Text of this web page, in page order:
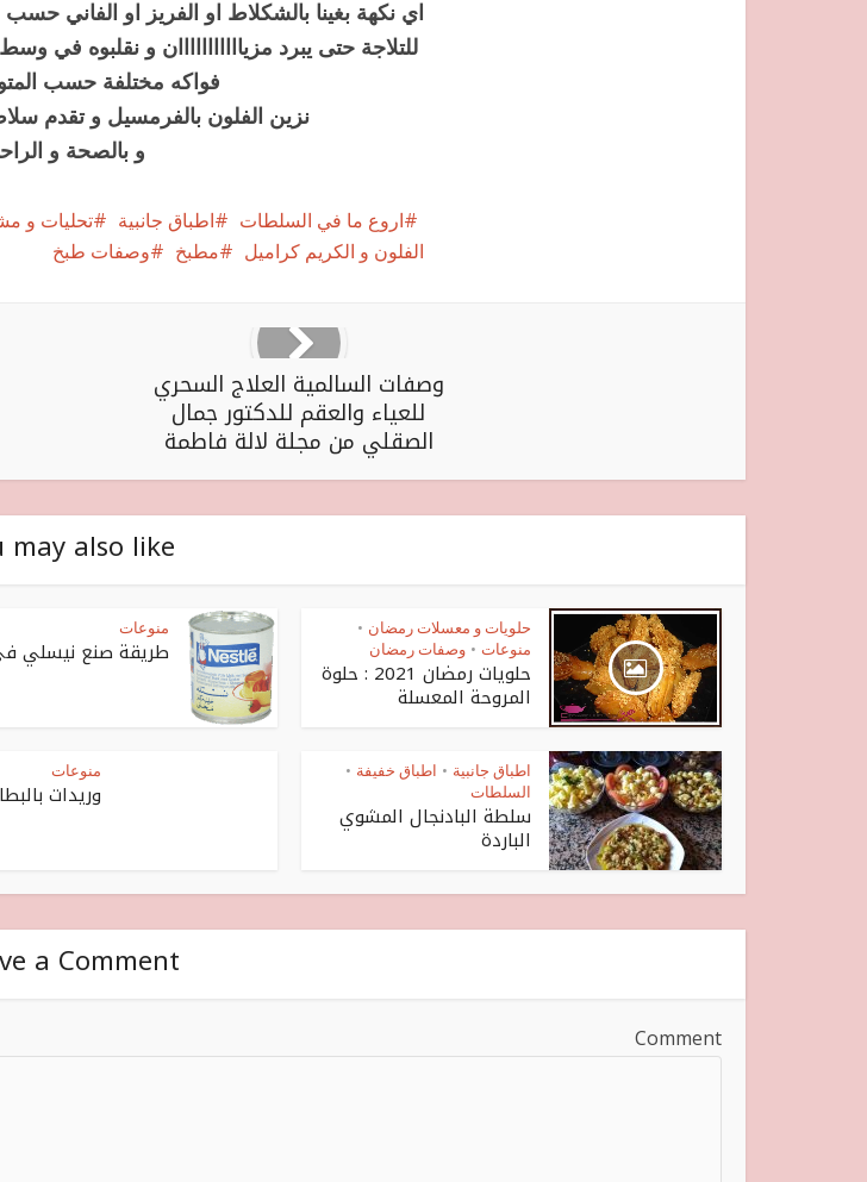
اي نكهة بغينا بالشكلاط او الفريز او الفاني
للتلاجة حتى يبرد مزيااااااااااان و نقلبوه
فواكه مختلفة حسب
نزين الفلون بالفرمسيل و تقدم
و بالصحة و
اروع ما في السلطات اطباق جانبية تحليات و
الفلون و الكريم كراميل
مطبخ وصفات طبخ
وصفات السالمية العلاج السحري
للعياء والعقم للدكتور جمال
الصقلي من مجلة لالة فاطمة
may also like
حلويات و معسلات رمضان •
منوعات • وصفات رمضان
حلويات رمضان 2021 : حلوة
المروحة المعسلة
منوعات
طريقة صنع نيسلي
اطباق جانبية • اطباق خفيفة •
السلطات
سلطة البادنجال المشوي
الباردة
منوعات
وريدات
a Comment
Comment